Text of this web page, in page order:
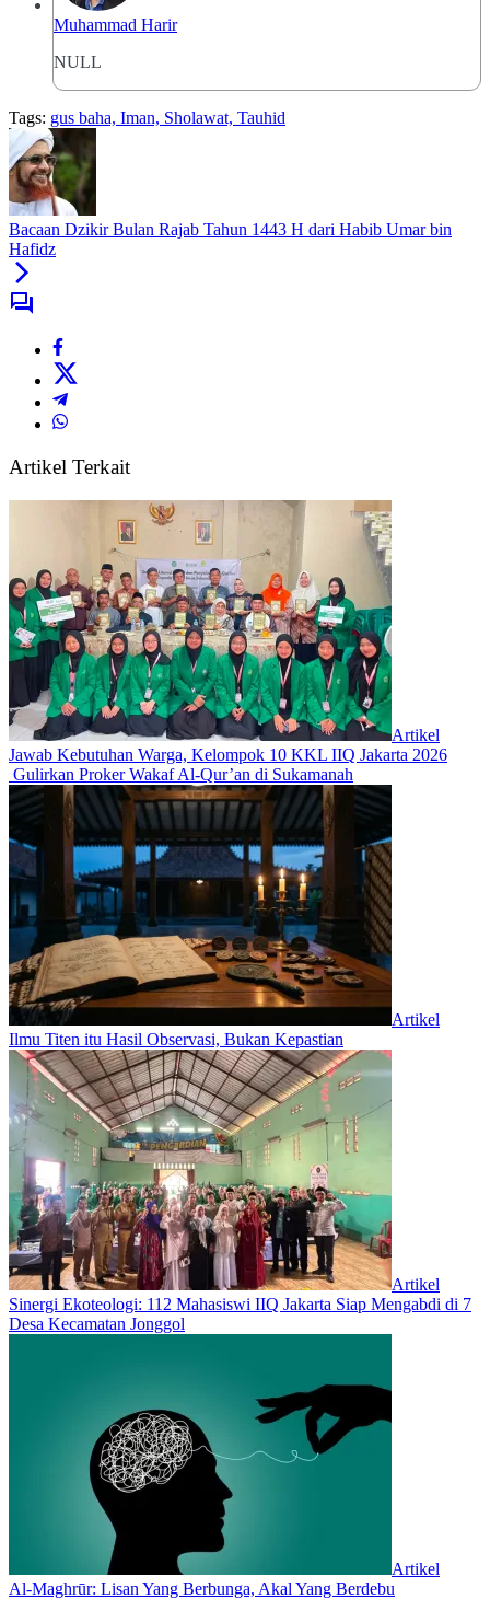
Muhammad Harir
NULL
Tags: gus baha, Iman, Sholawat, Tauhid
Bacaan Dzikir Bulan Rajab Tahun 1443 H dari Habib Umar bin
Hafidz
Artikel Terkait
Artikel
Jawab Kebutuhan Warga, Kelompok 10 KKL IIQ Jakarta 2026
Gulirkan Proker Wakaf Al-Qur’an di Sukamanah
Artikel
Ilmu Titen itu Hasil Observasi, Bukan Kepastian
Artikel
‎Sinergi Ekoteologi: 112 Mahasiswi IIQ Jakarta Siap Mengabdi di 7
Desa Kecamatan Jonggol
Artikel
Al-Maghrūr: Lisan Yang Berbunga, Akal Yang Berdebu